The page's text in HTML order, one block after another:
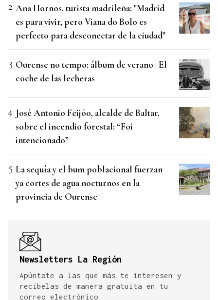
Ana Hornos, turista madrileña: "Madrid
es para vivir, pero Viana do Bolo es
perfecto para desconectar de la ciudad"
Ourense no tempo: álbum de verano | El
coche de las lecheras
José Antonio Feijóo, alcalde de Baltar,
sobre el incendio forestal: “Foi
intencionado”
La sequía y el bum poblacional fuerzan
ya cortes de agua nocturnos en la
provincia de Ourense
Newsletters La Región
Apúntate a las que más te interesen y
recíbelas de manera gratuita en tu
correo electrónico